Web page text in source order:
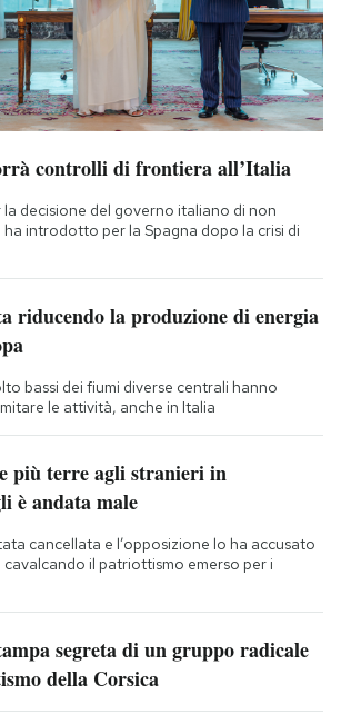
controlli di frontiera all’Italia
decisione del governo italiano di non
introdotto per la Spagna dopo la crisi di
riducendo la produzione di energia
bassi dei fiumi diverse centrali hanno
le attività, anche in Italia
più terre agli stranieri in
è andata male
cancellata e l’opposizione lo ha accusato
cavalcando il patriottismo emerso per i
segreta di un gruppo radicale
della Corsica